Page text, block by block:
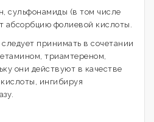
сульфонамиды (в том числе
абсорбцию фолиевой кислоты.
принимать в сочетании
триамтереном,
они действуют в качестве
ингибируя